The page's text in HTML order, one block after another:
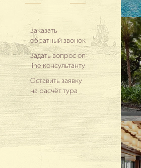
Заказать
обратный звонок
Задать вопрос on-
line консультанту
Оставить заявку
на расчёт тура